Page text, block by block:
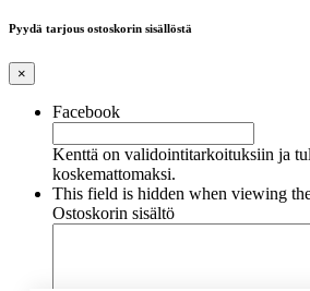
Pyydä tarjous ostoskorin sisällöstä
×
Facebook
Kenttä on validointitarkoituksiin ja
koskemattomaksi.
This field is hidden when viewing
Ostoskorin sisältö